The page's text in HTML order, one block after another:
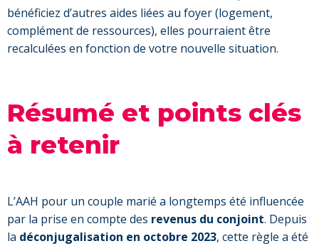
bénéficiez d’autres aides liées au foyer (logement,
complément de ressources), elles pourraient être
recalculées en fonction de votre nouvelle situation.
Résumé et points clés
à retenir
L’AAH pour un couple marié a longtemps été influencée
par la prise en compte des revenus du conjoint. Depuis
la déconjugalisation en octobre 2023, cette règle a été